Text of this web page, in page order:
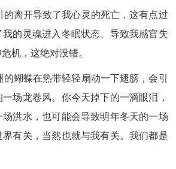
离开导致了我心灵的死亡，这有点过
的灵魂进入冬眠状态、导致我感官失
机，这绝对没错。
蝴蝶在热带轻轻扇动一下翅膀，会引
场龙卷风。你今天掉下的一滴眼泪，
洪水，也可能会导致明年冬天的一场
有关，当然也就与我有关。我们都是